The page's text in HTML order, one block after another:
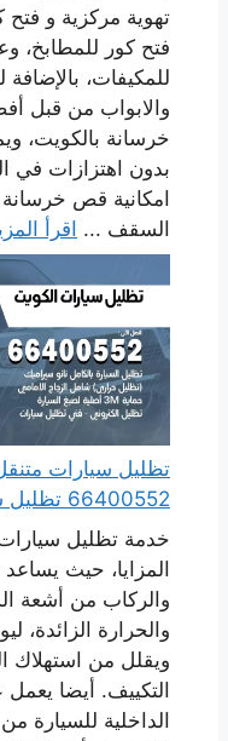
تهوية مركزية و فتح
فتح كور للمطابخ،
للمكيفات،
والابواب من قبل
خرسانة بالكويت،
بدون اهتزازات في
امكانية قص
السقف ... اقرأ
تظليل سيارات
66400552 تظليل سيارة عازل حراري
خدمة تظليل
المزايا، حيث
والركاب من أشعة
والحرارة الزائدة،
ويقلل من استهلاك
التكييف. أيضا
الداخلية للسيارة